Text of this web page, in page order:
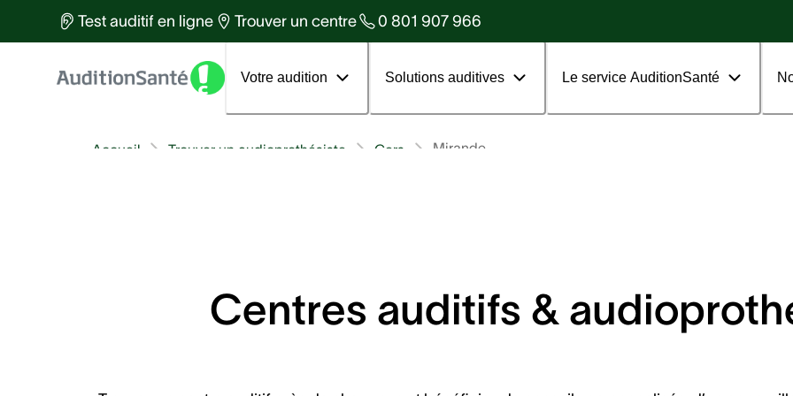
Test auditif en ligne Trouver un centre 0 801 907 966
Votre audition Solutions auditives Le service AuditionSanté
Des équipes d'experts à votre
services
Votre 1er rendez-vous
Mirande
Gers
Trouver un audioprothésiste
Accueil
Centres auditifs &